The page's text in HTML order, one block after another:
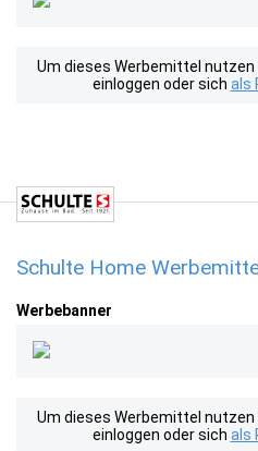
Um dieses Werbemittel
einloggen oder sich als
Schulte Home
Werbebanner
Um dieses Werbemittel
einloggen oder sich als